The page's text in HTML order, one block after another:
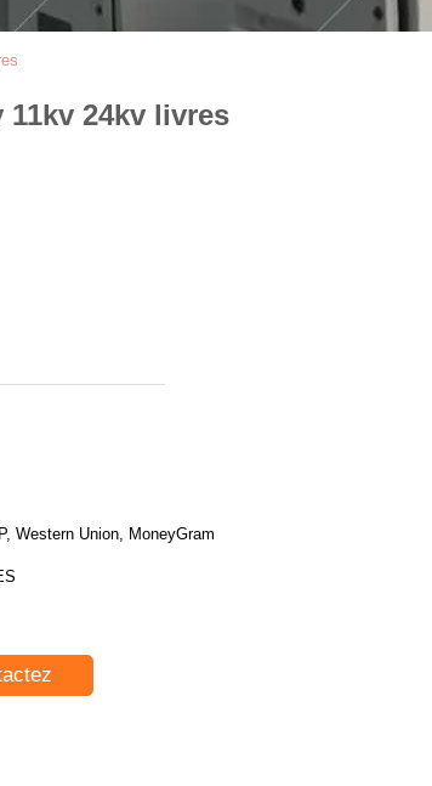
11kv 24kv livres
Western Union, MoneyGram